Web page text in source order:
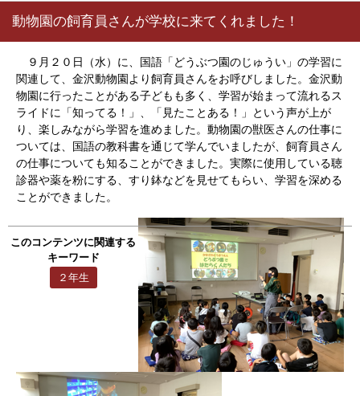
動物園の飼育員さんが学校に来てくれました！
９月２０日（水）に、国語「どうぶつ園のじゅうい」の学習に
関連して、金沢動物園より飼育員さんをお呼びしました。金沢動
物園に行ったことがある子どもも多く、学習が始まって流れるス
ライドに「知ってる！」、「見たことある！」という声が上が
り、楽しみながら学習を進めました。動物園の獣医さんの仕事に
ついては、国語の教科書を通じて学んでいましたが、飼育員さん
の仕事についても知ることができました。実際に使用している聴
診器や薬を粉にする、すり鉢などを見せてもらい、学習を深める
ことができました。
このコンテンツに関連する
キーワード
２年生